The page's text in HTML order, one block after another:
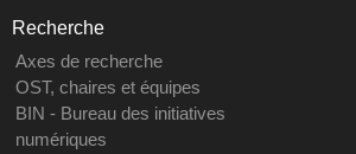
Recherche
Axes de recherche
OST, chaires et équipes
BIN - Bureau des initiatives
numériques